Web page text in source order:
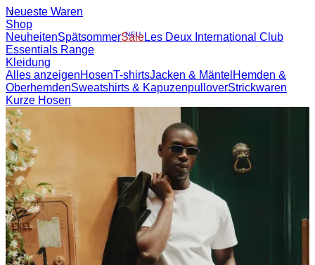
Neueste Waren
Shop
NeuheitenSpätsommer NEU
SaleLes Deux International Club
Essentials Range
Kleidung
Alles anzeigenHosenT-shirtsJacken & Mäntel Hemden &
OberhemdenSweatshirts & KapuzenpulloverStrickwaren
Kurze Hosen
0